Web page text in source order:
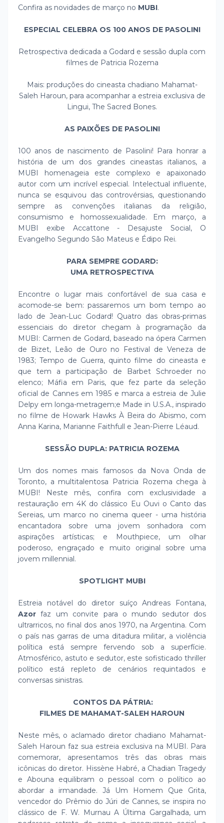
Confira as novidades de março no MUBI.
ESPECIAL CELEBRA OS 100 ANOS DE PASOLINI
Retrospectiva dedicada a Godard e sessão dupla com
filmes de Patricia Rozema
Mais: produções do cineasta chadiano Mahamat-
Saleh Haroun, para acompanhar a estreia exclusiva de
Lingui, The Sacred Bones.
AS PAIXÕES DE PASOLINI
100 anos de nascimento de Pasolini! Para honrar a
história de um dos grandes cineastas italianos, a
MUBI homenageia este complexo e apaixonado
autor com um incrível especial. Intelectual influente,
nunca se esquivou das controvérsias, questionando
sempre as convenções italianas da religião,
consumismo e homossexualidade. Em março, a
MUBI exibe Accattone - Desajuste Social, O
Evangelho Segundo São Mateus e Édipo Rei.
PARA SEMPRE GODARD:
UMA RETROSPECTIVA
Encontre o lugar mais confortável de sua casa e
acomode-se bem: passaremos um bom tempo ao
lado de Jean-Luc Godard! Quatro das obras-primas
essenciais do diretor chegam à programação da
MUBI: Carmen de Godard, baseado na ópera Carmen
de Bizet, Leão de Ouro no Festival de Veneza de
1983; Tempo de Guerra, quinto filme do cineasta e
que tem a participação de Barbet Schroeder no
elenco; Máfia em Paris, que fez parte da seleção
oficial de Cannes em 1985 e marca a estreia de Julie
Delpy em longa-metragem;e Made in U.S.A., inspirado
no filme de Howark Hawks À Beira do Abismo, com
Anna Karina, Marianne Faithfull e Jean-Pierre Léaud.
SESSÃO DUPLA: PATRICIA ROZEMA
Um dos nomes mais famosos da Nova Onda de
Toronto, a multitalentosa Patricia Rozema chega à
MUBI! Neste mês, confira com exclusividade a
restauração em 4K do clássico Eu Ouvi o Canto das
Sereias, um marco no cinema queer - uma história
encantadora sobre uma jovem sonhadora com
aspirações artísticas; e Mouthpiece, um olhar
poderoso, engraçado e muito original sobre uma
jovem millennial.
SPOTLIGHT MUBI
Estreia notável do diretor suíço Andreas Fontana,
Azor faz um convite para o mundo sedutor dos
ultrarricos, no final dos anos 1970, na Argentina. Com
o país nas garras de uma ditadura militar, a violência
política está sempre fervendo sob a superfície.
Atmosférico, astuto e sedutor, este sofisticado thriller
político está repleto de cenários requintados e
conversas sinistras.
CONTOS DA PÁTRIA:
FILMES DE MAHAMAT-SALEH HAROUN
Neste mês, o aclamado diretor chadiano Mahamat-
Saleh Haroun faz sua estreia exclusiva na MUBI. Para
comemorar, apresentamos três das obras mais
icônicas do diretor. Hissène Habré, a Chadian Tragedy
e Abouna equilibram o pessoal com o político ao
abordar a irmandade. Já Um Homem Que Grita,
vencedor do Prêmio do Júri de Cannes, se inspira no
clássico de F. W. Murnau A Última Gargalhada, um